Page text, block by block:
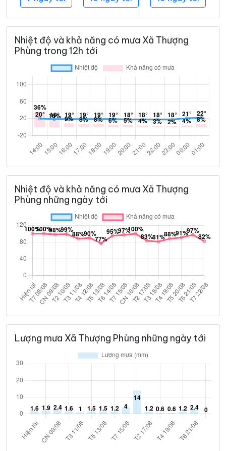
Nhiệt độ và khả năng có mưa Xã Thượng
Phùng trong 12h tới
Nhiệt độ và khả năng có mưa Xã Thượng
Phùng những ngày tới
Lượng mưa Xã Thượng Phùng những ngày tới